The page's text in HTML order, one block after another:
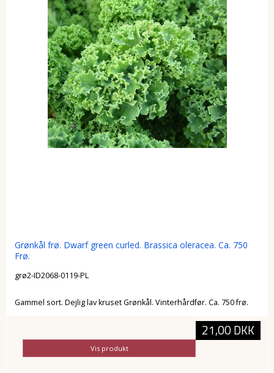
Grønkål frø. Dwarf green curled. Brassica oleracea. Ca. 750
Frø.
grø2-ID2068-0119-PL
Gammel sort. Dejlig lav kruset Grønkål. Vinterhårdfør. Ca. 750 frø.
21,00 DKK
Vis produkt